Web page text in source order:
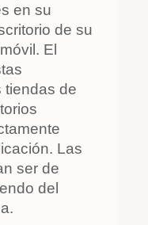
en su
de su
El
tiendas de
Las
ser de
del